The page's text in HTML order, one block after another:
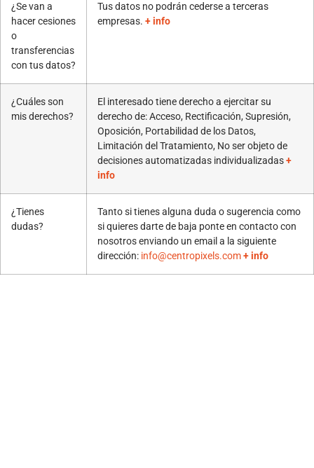
¿Se van a
hacer cesiones
o
transferencias
con tus datos?
Tus datos no podrán cederse a terceras
empresas. + info
¿Cuáles son
mis derechos?
El interesado tiene derecho a ejercitar su
derecho de: Acceso, Rectificación, Supresión,
Oposición, Portabilidad de los Datos,
Limitación del Tratamiento, No ser objeto de
decisiones automatizadas individualizadas+
info
¿Tienes
dudas?
Tanto si tienes alguna duda o sugerencia como
si quieres darte de baja ponte en contacto con
nosotros enviando un email a la siguiente
dirección: info@centropixels.com+ info